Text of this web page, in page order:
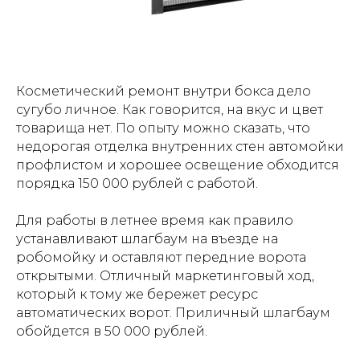
Косметический ремонт внутри бокса дело
сугубо личное. Как говорится, на вкус и цвет
товарища нет. По опыту можно сказать, что
недорогая отделка внутренних стен автомойки
профлистом и хорошее освещение обходится
порядка 150 000 рублей с работой.
Для работы в летнее время как правило
устанавливают шлагбаум на въезде на
робомойку и оставляют передние ворота
открытыми. Отличный маркетинговый ход,
который к тому же бережет ресурс
автоматических ворот. Приличный шлагбаум
обойдется в 50 000 рублей.